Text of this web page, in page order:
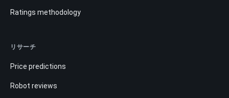
Ratings methodology
リサーチ
Price predictions
Robot reviews